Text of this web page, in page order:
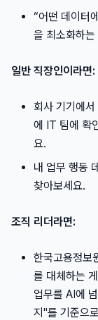
“어떤 데이터
을 최소화하
일반 직장인이라면:
회사 기기에
에 IT 팀에 확
요.
내 업무 행동
찾아보세요.
조직 리더라면:
한국고용정보
를 대체하는
업무를 AI에
지"를 기준으